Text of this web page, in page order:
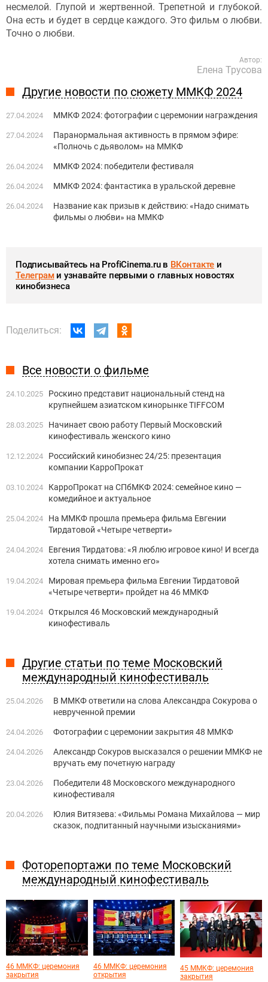
несмелой. Глупой и жертвенной. Трепетной и глубокой.
Она есть и будет в сердце каждого. Это фильм о любви.
Точно о любви.
Автор:
Елена Трусова
Другие новости по сюжету ММКФ 2024
27.04.2024 ММКФ 2024: фотографии с церемонии награждения
27.04.2024
Паранормальная активность в прямом эфире:
«Полночь с дьяволом» на ММКФ
26.04.2024 ММКФ 2024: победители фестиваля
26.04.2024 ММКФ 2024: фантастика в уральской деревне
26.04.2024
Название как призыв к действию: «Надо снимать
фильмы о любви» на ММКФ
Подписывайтесь на ProfiCinema.ru в ВКонтакте и
Телеграми узнавайте первыми о главных новостях
кинобизнеса
Поделиться:
Все новости о фильме
24.10.2025
Роскино представит национальный стенд на
крупнейшем азиатском кинорынке TIFFCOM
28.03.2025
Начинает свою работу Первый Московский
кинофестиваль женского кино
12.12.2024
Российский кинобизнес 24/25: презентация
компании КарроПрокат
03.10.2024
КарроПрокат на СПбМКФ 2024: семейное кино —
комедийное и актуальное
25.04.2024
На ММКФ прошла премьера фильма Евгении
Тирдатовой «Четыре четверти»
24.04.2024
Евгения Тирдатова: «Я люблю игровое кино! И всегда
хотела снимать именно его»
19.04.2024
Мировая премьера фильма Евгении Тирдатовой
«Четыре четверти» пройдет на 46 ММКФ
19.04.2024 Открылся 46 Московский международный
кинофестиваль
Другие статьи по теме Московский
международный кинофестиваль
25.04.2026
В ММКФ ответили на слова Александра Сокурова о
неврученной премии
24.04.2026 Фотографии с церемонии закрытия 48 ММКФ
24.04.2026
Александр Сокуров высказался о решении ММКФ не
вручать ему почетную награду
23.04.2026
Победители 48 Московского международного
кинофестиваля
20.04.2026
Юлия Витязева: «Фильмы Романа Михайлова — мир
сказок, подпитанный научными изысканиями»
Фоторепортажи по теме Московский
международный кинофестиваль
46 ММКФ: церемония
закрытия
46 ММКФ: церемония
открытия
45 ММКФ: церемония
закрытия